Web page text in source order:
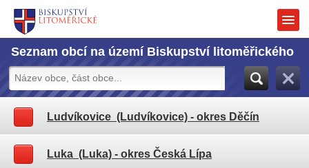
Seznam obcí na území Biskupství litoměřického
Ludvíkovice (Ludvíkovice) - okres Děčín
Luka (Luka) - okres Česká Lípa